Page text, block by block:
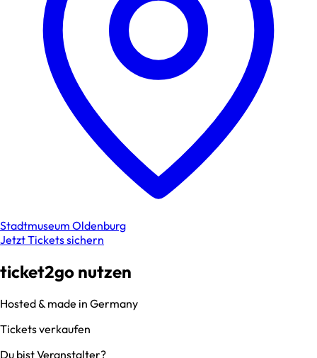
Stadtmuseum Oldenburg
Jetzt Tickets sichern
ticket2go nutzen
Hosted & made in Germany
Tickets verkaufen
Du bist Veranstalter?